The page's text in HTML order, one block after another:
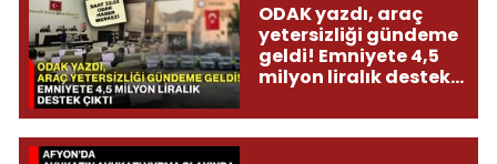
ODAK yazdı, araç
yetersizliği gündeme
geldi! Emniyete 4,5
milyon liralık destek